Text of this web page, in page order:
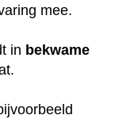
mee.
in bekwame